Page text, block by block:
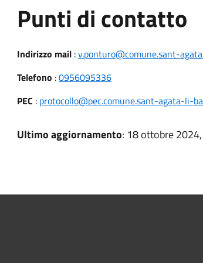
Punti di contatto
Indirizzo mail:v.ponturo@comune.sant-
Telefono :0956095336
PEC : protocollo@pec.comune.sant-agata-li-
Ultimo aggiornamento: 18 ottobre